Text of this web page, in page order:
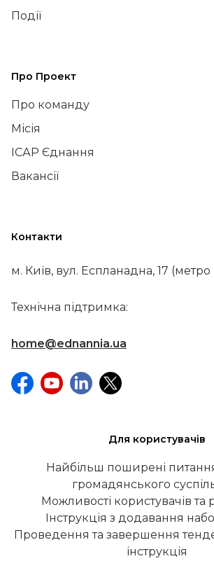
Події
Про Проект
Про команду
Місія
ІСАР Єднання
Вакансії
Контакти
м. Київ, вул. Еспланадна, 17
Технічна підтримка:
home@ednannia.ua
Для користувачів
Найбільш поширені
громадянського
Можливості користувачів та
Інструкція з додавання
Проведення та завершення
інструкція